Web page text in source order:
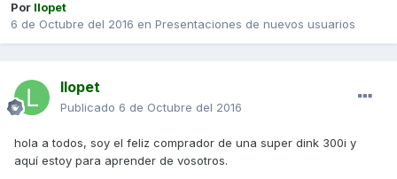
Por llopet
6 de Octubre del 2016 en Presentaciones de nuevos usuarios
llopet
Publicado 6 de Octubre del 2016
hola a todos, soy el feliz comprador de una super dink 300i y
aquí estoy para aprender de vosotros.